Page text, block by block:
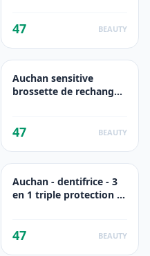
47 BEAUTY
Auchan sensitive
brossette de rechange
47 BEAUTY
Auchan - dentifrice - 3
en 1 triple protection -
47 BEAUTY